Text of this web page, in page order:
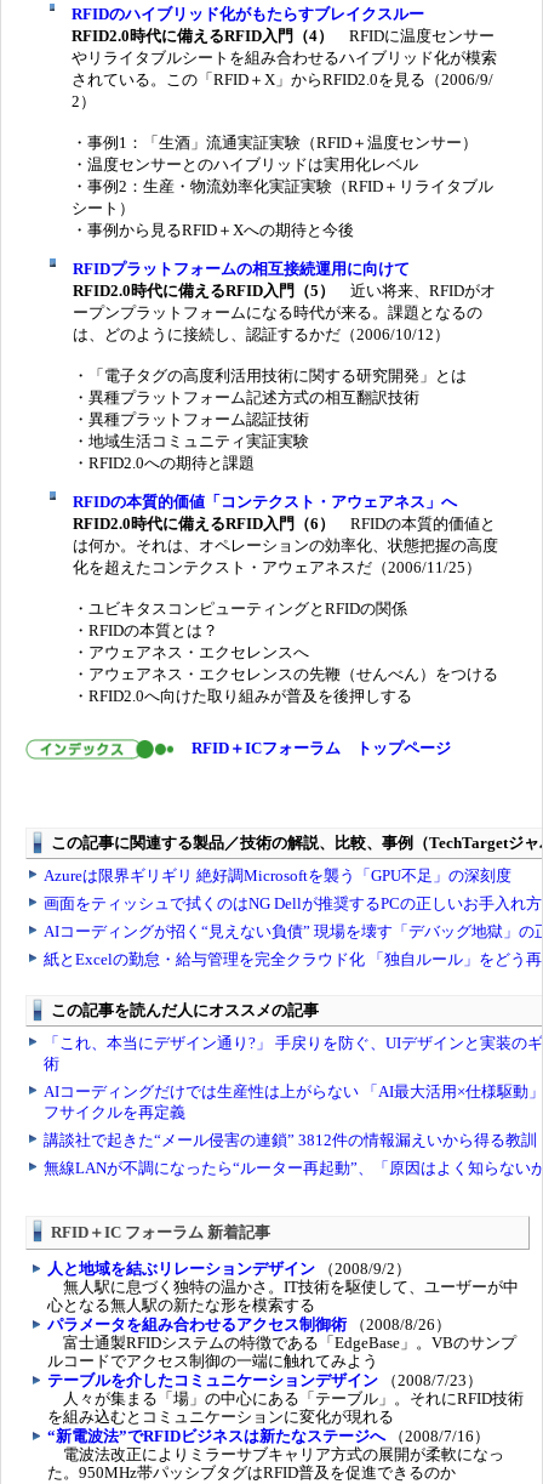
RFIDのハイブリッド化がもたらすブレイクスルー
RFID2.0時代に備えるRFID入門（4）
RFIDに温度センサー
やリライタブルシートを組み合わせるハイブリッド化が模索
されている。この「RFID＋X」からRFID2.0を見る（2006/9/
2）
・事例1：「生酒」流通実証実験（RFID＋温度センサー）
・温度センサーとのハイブリッドは実用化レベル
・事例2：生産・物流効率化実証実験（RFID＋リライタブル
シート）
・事例から見るRFID＋Xへの期待と今後
RFIDプラットフォームの相互接続運用に向けて
RFID2.0時代に備えるRFID入門（5）
近い将来、RFIDがオ
ープンプラットフォームになる時代が来る。課題となるの
は、どのように接続し、認証するかだ（2006/10/12）
・「電子タグの高度利活用技術に関する研究開発」とは
・異種プラットフォーム記述方式の相互翻訳技術
・異種プラットフォーム認証技術
・地域生活コミュニティ実証実験
・RFID2.0への期待と課題
RFIDの本質的価値「コンテクスト・アウェアネス」へ
RFID2.0時代に備えるRFID入門（6）
RFIDの本質的価値と
は何か。それは、オペレーションの効率化、状態把握の高度
化を超えたコンテクスト・アウェアネスだ（2006/11/25）
・ユビキタスコンピューティングとRFIDの関係
・RFIDの本質とは？
・アウェアネス・エクセレンスへ
・アウェアネス・エクセレンスの先鞭（せんべん）をつける
・RFID2.0へ向けた取り組みが普及を後押しする
RFID＋ICフォーラム トップページ
RFID＋IC フォーラム 新着記事
人と地域を結ぶリレーションデザイン （2008/9/2）
無人駅に息づく独特の温かさ。IT技術を駆使して、ユーザーが中
心となる無人駅の新たな形を模索する
パラメータを組み合わせるアクセス制御術 （2008/8/26）
富士通製RFIDシステムの特徴である「EdgeBase」。VBのサンプ
ルコードでアクセス制御の一端に触れてみよう
テーブルを介したコミュニケーションデザイン （2008/7/23）
人々が集まる「場」の中心にある「テーブル」。それにRFID技術
を組み込むとコミュニケーションに変化が現れる
“新電波法”でRFIDビジネスは新たなステージへ（2008/7/16）
電波法改正によりミラーサブキャリア方式の展開が柔軟になっ
た。950MHz帯パッシブタグはRFID普及を促進できるのか